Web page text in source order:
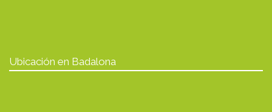
Ubicación en Badalona